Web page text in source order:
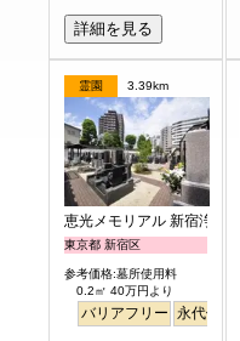
詳細を見る
霊園 3.39km
恵光メモリアル 新宿浄苑
東京都 新宿区
参考価格:墓所使用料
0.2㎡ 40万円より
バリアフリー 永代供養